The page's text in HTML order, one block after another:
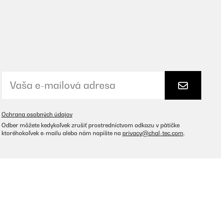
Ochrana osobných údajov
Odber môžete kedykoľvek zrušiť prostredníctvom odkazu v pätičke
ktoréhokoľvek e-mailu alebo nám napíšte na privacy@chal-tec.com.